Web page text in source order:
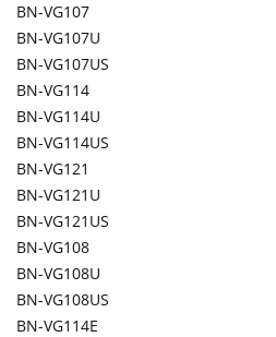
BN-VG107
BN-VG107U
BN-VG107US
BN-VG114
BN-VG114U
BN-VG114US
BN-VG121
BN-VG121U
BN-VG121US
BN-VG108
BN-VG108U
BN-VG108US
BN-VG114E